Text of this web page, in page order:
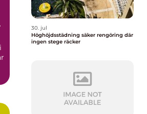
30. jul
Höghöjdsstädning säker rengöring där
ingen stege räcker